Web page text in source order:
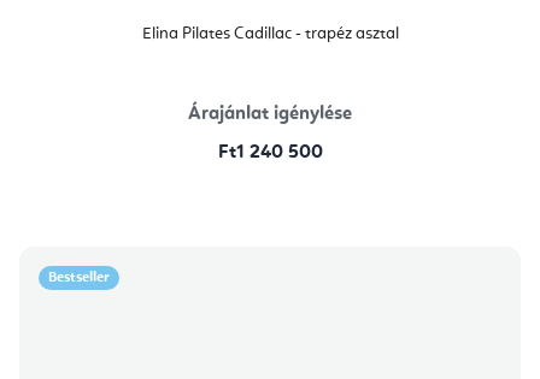
Elina Pilates Cadillac - trapéz asztal
Árajánlat igénylése
Ft1 240 500
Bestseller